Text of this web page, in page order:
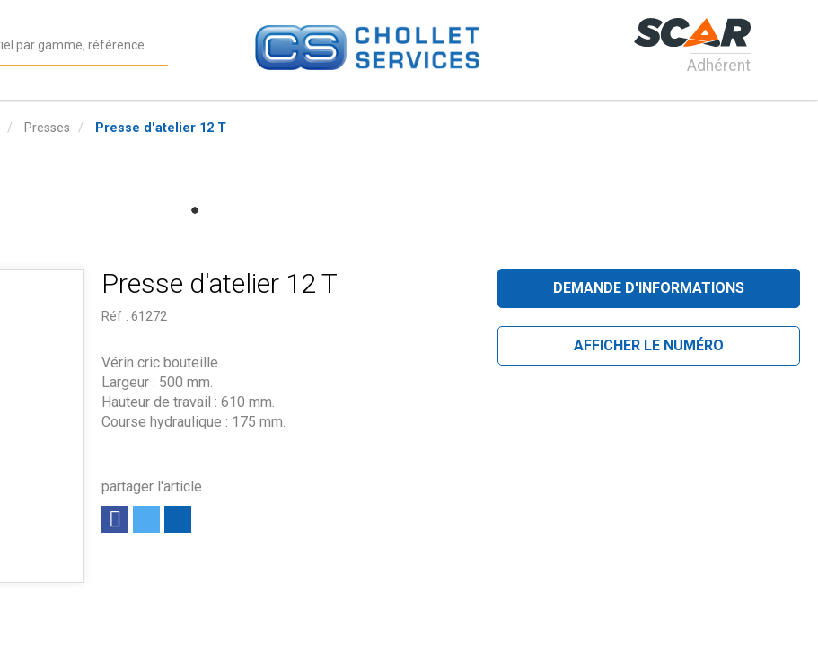
Adhérent
Presses Presse d'atelier 12 T
Presse d'atelier 12 T
Réf : 61272
partager l'article
Vérin cric bouteille.
Largeur : 500 mm.
Hauteur de travail : 610 mm.
Course hydraulique : 175 mm.
DEMANDE D'INFORMATIONS
AFFICHER LE NUMÉRO